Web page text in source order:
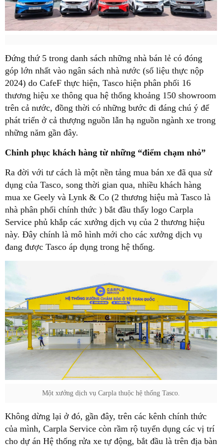
Đứng thứ 5 trong danh sách những nhà bán lẻ có đóng
góp lớn nhất vào ngân sách nhà nước (số liệu thực nộp
2024) do CafeF thực hiện, Tasco hiện phân phối 16
thương hiệu xe thông qua hệ thống khoảng 150 showroom
trên cả nước, đồng thời có những bước đi đáng chú ý để
phát triển ở cả thượng nguồn lẫn hạ nguồn ngành xe trong
những năm gần đây.
Chinh phục khách hàng từ những “điểm chạm nhỏ”
Ra đời với tư cách là một nền tảng mua bán xe đã qua sử
dụng của Tasco, song thời gian qua, nhiều khách hàng
mua xe Geely và Lynk & Co (2 thương hiệu mà Tasco là
nhà phân phối chính thức ) bắt đầu thấy logo Carpla
Service phủ khắp các xưởng dịch vụ của 2 thương hiệu
này. Đây chính là mô hình mới cho các xưởng dịch vụ
đang được Tasco áp dụng trong hệ thống.
Một xưởng dịch vụ Carpla thuộc hệ thống Tasco.
Không dừng lại ở đó, gần đây, trên các kênh chính thức
của mình, Carpla Service còn rầm rộ tuyển dụng các vị trí
cho dự án Hệ thống rửa xe tự động, bắt đầu là trên địa bàn